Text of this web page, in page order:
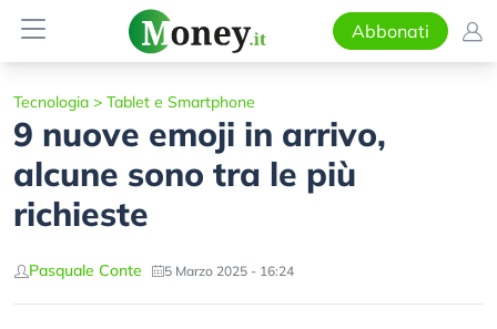
Abbonati
Tecnologia > Tablet e Smartphone
9 nuove emoji in arrivo,
alcune sono tra le più
richieste
Pasquale Conte 5 Marzo 2025 - 16:24